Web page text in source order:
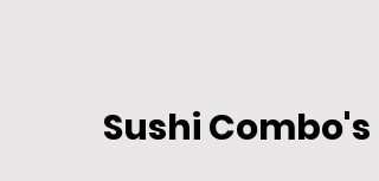
Sushi Combo's